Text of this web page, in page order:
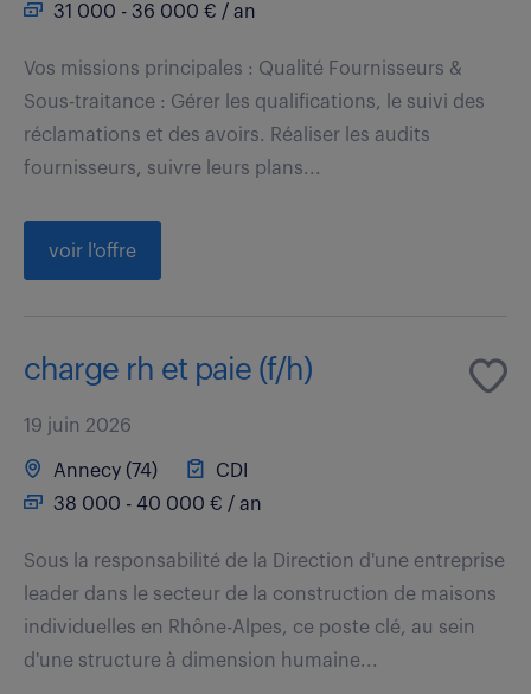
31 000 - 36 000 € / an
Vos missions principales : Qualité Fournisseurs &
Sous-traitance : Gérer les qualifications, le suivi des
réclamations et des avoirs. Réaliser les audits
fournisseurs, suivre leurs plans...
voir l'offre
charge rh et paie (f/h)
19 juin 2026
Annecy (74)
CDI
38 000 - 40 000 € / an
Sous la responsabilité de la Direction d'une entreprise
leader dans le secteur de la construction de maisons
individuelles en Rhône-Alpes, ce poste clé, au sein
d'une structure à dimension humaine...